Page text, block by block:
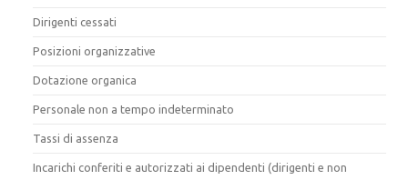
Dirigenti cessati
Posizioni organizzative
Dotazione organica
Personale non a tempo indeterminato
Tassi di assenza
Incarichi conferiti e autorizzati ai dipendenti (dirigenti e non